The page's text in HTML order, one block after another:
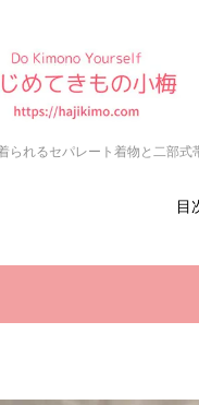
られるセパレート着物と二部
目